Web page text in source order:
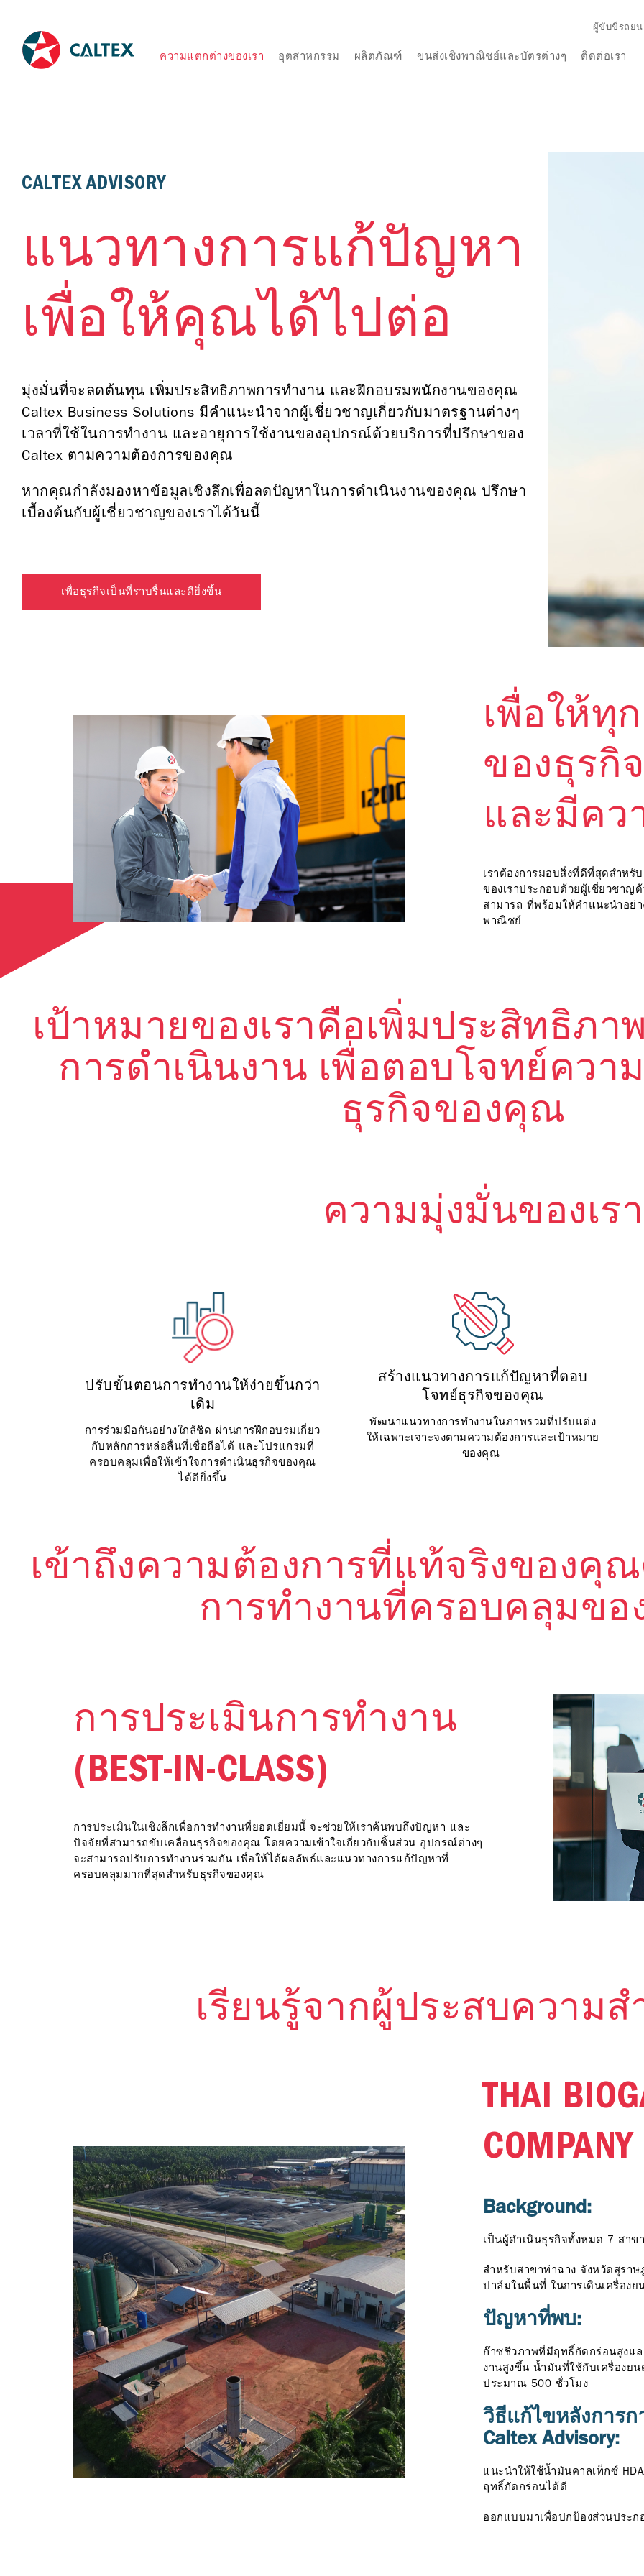
ผู้ขับขี่รถย
ความแตกต่างของเรา อุตสาหกรรม ผลิตภัณฑ์ ขนส่งเชิงพาณิชย์และบัตรต่างๆ ติดต่อเรา
CALTEX ADVISORY
แนวทางการแก้ปัญหา
เพื่อให้คุณได้ไปต่อ
มุ่งมั่นที่จะลดต้นทุน เพิ่มประสิทธิภาพการทำงาน และฝึกอบรมพนักงานของคุณ
Caltex Business Solutions มีคำแนะนำจากผู้เชี่ยวชาญเกี่ยวกับมาตรฐานต่างๆ
เวลาที่ใช้ในการทำงาน และอายุการใช้งานของอุปกรณ์ด้วยบริการที่ปรึกษาของ
Caltex ตามความต้องการของคุณ
หากคุณกำลังมองหาข้อมูลเชิงลึกเพื่อลดปัญหาในการดำเนินงานของคุณ ปรึกษา
เบื้องต้นกับผู้เชี่ยวชาญของเราได้วันนี้
เพื่อธุรกิจเป็นที่ราบรื่นและดียิ่งขึ้น
เพื่อให้ทุ
ของธุรกิ
และมีค
เราต้องการมอบสิ่งที่ดีที่สุดสำห
ของเราประกอบด้วยผู้เชี่ยวชา
สามารถ ที่พร้อมให้คำแนะนำอย่
พาณิชย์
เป้าหมายของเราคือเพิ่มประสิทธิภ
การดำเนินงาน เพื่อตอบโจทย์ควา
ธุรกิจของคุณ
ความมุ่งมั่นของเรา
ปรับขั้นตอนการทำงานให้ง่ายขึ้นกว่า
เดิม
การร่วมมือกันอย่างใกล้ชิด ผ่านการฝึกอบรมเกี่ยว
กับหลักการหล่อลื่นที่เชื่อถือได้ และโปรแกรมที่
ครอบคลุมเพื่อให้เข้าใจการดำเนินธุรกิจของคุณ
ได้ดียิ่งขึ้น
สร้างแนวทางการแก้ปัญหาที่ตอบ
โจทย์ธุรกิจของคุณ
พัฒนาแนวทางการทำงานในภาพรวมที่ปรับแต่ง
ให้เฉพาะเจาะจงตามความต้องการและเป้าหมาย
ของคุณ
เข้าถึงความต้องการที่แท้จริงของคุ
การทำงานที่ครอบคลุมขอ
การประเมินการทำงาน
(BEST-IN-CLASS)
การประเมินในเชิงลึกเพื่อการทำงานที่ยอดเยี่ยมนี้ จะช่วยให้เราค้นพบถึงปัญหา และ
ปัจจัยที่สามารถขับเคลื่อนธุรกิจของคุณ โดยความเข้าใจเกี่ยวกับชิ้นส่วน อุปกรณ์ต่างๆ
จะสามารถปรับการทำงานร่วมกัน เพื่อให้ได้ผลลัพธ์และแนวทางการแก้ปัญหาที่
ครอบคลุมมากที่สุดสำหรับธุรกิจของคุณ
เรียนรู้จากผู้ประสบความส
THAI
Background:
เป็นผู้ดำเนินธุรกิจทั้งหมด 7 สาข
สำหรับสาขาท่าฉาง จังหวัดสุรา
ปาล์มในพื้นที่ ในการเดินเครื่องย
ปัญหาที่พบ:
ก๊าซชีวภาพที่มีฤทธิ์กัดกร่อนสูงแ
งานสูงขึ้น น้ำมันที่ใช้กับเครื่องย
ประมาณ 500 ชั่วโมง
วิธีแก้ไขหลังการก
Caltex Advisory:
แนะนำให้ใช้น้ำมันคาลเท็กซ์
ฤทธิ์กัดกร่อนได้ดี
ออกแบบมาเพื่อปกป้องส่วนประ